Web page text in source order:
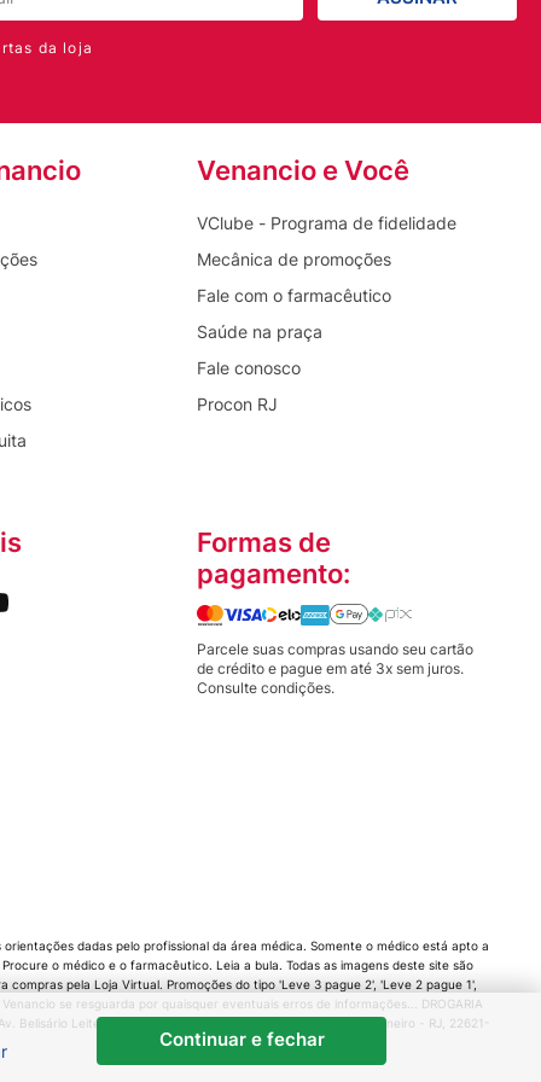
Continuar e fechar
da loja
Venancio e Você
VClube - Programa de fidelidade
Mecânica de promoções
Fale com o farmacêutico
Saúde na praça
Fale conosco
Procon RJ
Formas de
pagamento:
Parcele suas compras usando seu cartão
de crédito e pague em até 3x sem juros.
Consulte condições.
dadas pelo profissional da área médica. Somente o médico está apto a
o médico e o farmacêutico. Leia a bula. Todas as imagens deste site são
pela Loja Virtual. Promoções do tipo 'Leve 3 pague 2', 'Leve 2 pague 1',
se resguarda por quaisquer eventuais erros de informações... DROGARIA
Belisário Leite de Andrade Neto, 80 - Barra da Tijuca, Rio de Janeiro - RJ, 22621-